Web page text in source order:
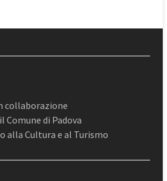
collaborazione
Comune di Padova
alla Cultura e al Turismo